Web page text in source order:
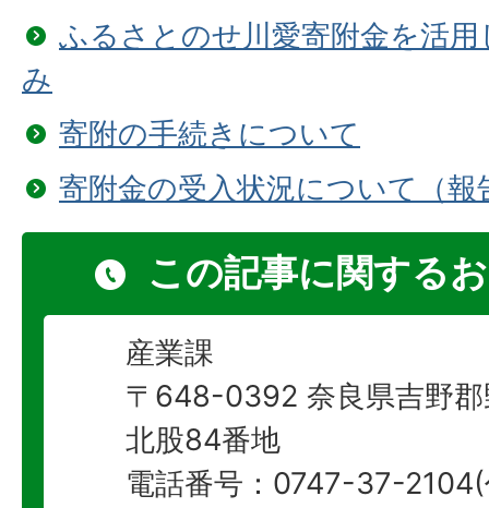
ふるさとのせ川愛寄附金を活
み
寄附の手続きについて
寄附金の受入状況について（報
この記事に関する
産業課
〒648-0392 奈良県吉野郡
北股84番地
電話番号：0747-37-